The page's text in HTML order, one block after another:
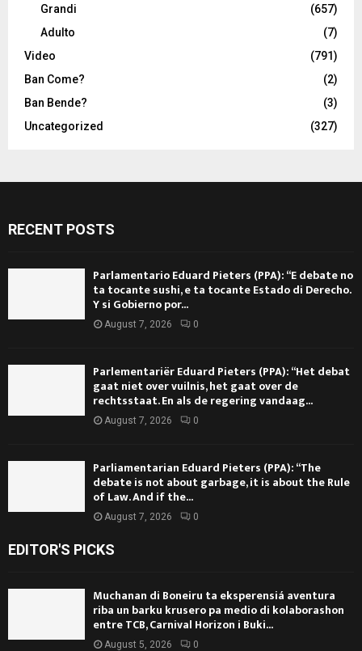
Grandi
(657)
Adulto
(7)
Video
(791)
Ban Come?
(2)
Ban Bende?
(3)
Uncategorized
(327)
RECENT POSTS
Parlamentario Eduard Pieters (PPA): “E debate no
ta tocante sushi, e ta tocante Estado di Derecho.
Y si Gobierno por...
August 7, 2026 0
Parlementariër Eduard Pieters (PPA): “Het debat
gaat niet over vuilnis, het gaat over de
rechtsstaat. En als de regering vandaag...
August 7, 2026 0
Parliamentarian Eduard Pieters (PPA): “The
debate is not about garbage, it is about the Rule
of Law. And if the...
August 7, 2026 0
EDITOR'S PICKS
Muchanan di Boneiru ta eksperensiá aventura
riba un barku krusero pa medio di kolaborashon
entre TCB, Carnival Horizon i Buki...
August 5, 2026 0